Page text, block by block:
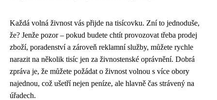
Každá volná živnost vás přijde na tisícovku. Zní to jednoduše,
že? Jenže pozor – pokud budete chtít provozovat třeba prodej
zboží, poradenství a zároveň reklamní služby, můžete rychle
narazit na několik tisíc jen za živnostenské oprávnění. Dobrá
zpráva je, že můžete požádat o živnost volnou s více obory
najednou, což ušetří nejen peníze, ale hlavně čas strávený na
úřadech.